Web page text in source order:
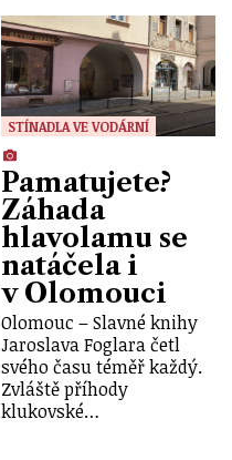
STÍNADLA VE VODÁRNÍ
Pamatujete?
Záhada
hlavolamu se
natáčela i
v Olomouci
Olomouc – Slavné knihy
Jaroslava Foglara četl
svého času téměř každý.
Zvláště příhody
klukovské…